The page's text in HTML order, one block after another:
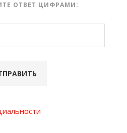
ОТВЕТ ЦИФРАМИ: